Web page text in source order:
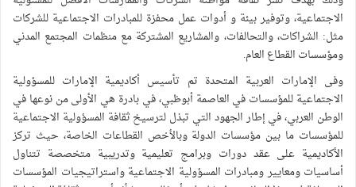
الاجتماعية، وتوفير بيئة و أدوات عمل محفزة للمبادرات الاجتماعية للشركات
مثل: الشراكات، والتحالفات، والمشاريع المشتركة مع منظمات المجتمع المدني
ومؤسسات القطاع العام.
وفى الإمارات العربية المتحدة تم تأسيس أكاديمية الإمارات للمسؤولية
الاجتماعية للمؤسسات في العاصمة أبوظبي، في بادرة هي الأولى من نوعها في
الوطن العربي، في إطار الجهود التي تبذل لترسيخ ثقافة المسؤولية الاجتماعية
للمؤسسات ما بين مؤسسات الدولة وبالأخص القطاعات الخاصة، حيث تركز
الأكاديمية على عقد دورات وبرامج تعليمية وتدريبية متخصصة تتناول
أساسيات ومعايير ومبادرات المسؤولية الاجتماعية واستراتيجيات المؤسسات